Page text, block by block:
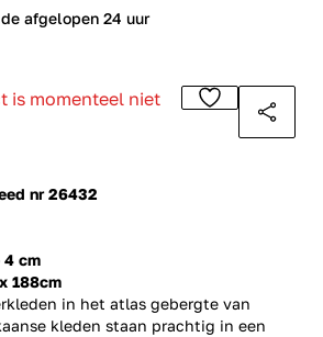
nr 26432
4 cm
188cm
in het atlas gebergte van
kleden staan prachtig in een
afgelopen 24 uur
is momenteel niet